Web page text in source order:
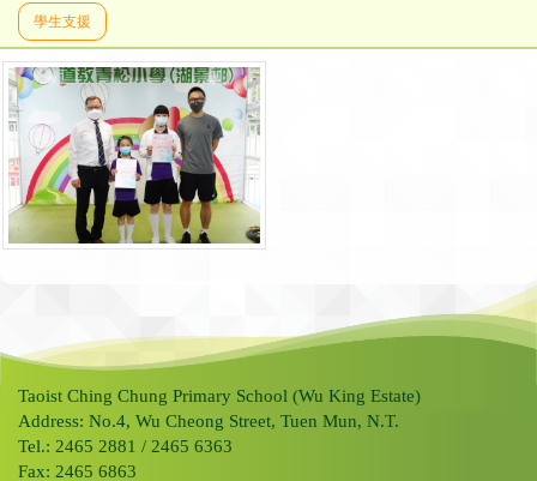
學生支援
Taoist Ching Chung Primary School (Wu King Estate)
Address: No.4, Wu Cheong Street, Tuen Mun, N.T.
Tel.: 2465 2881 / 2465 6363
Fax: 2465 6863